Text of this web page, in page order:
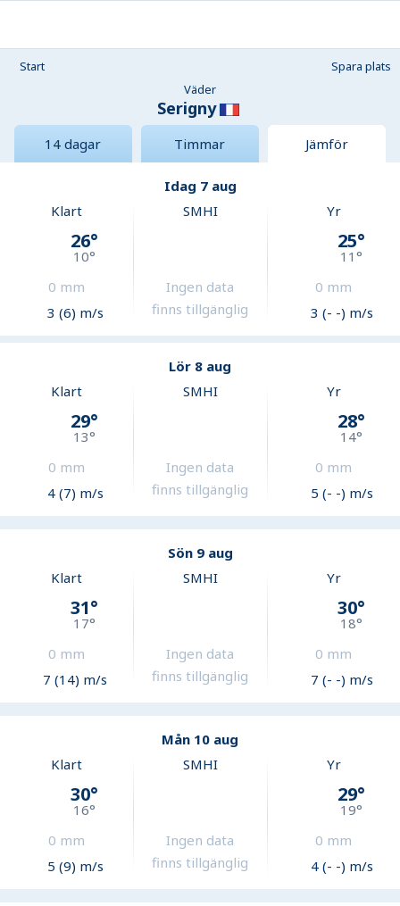
Start
Spara plats
Väder
Serigny
14 dagar Timmar Jämför
Idag 7 aug
Klart
26°
10°
0 mm
3 (6) m/s
SMHI
Ingen data
finns tillgänglig
Yr
25°
11°
0 mm
3 (- -) m/s
Lör 8 aug
Klart
29°
13°
0 mm
4 (7) m/s
SMHI
Ingen data
finns tillgänglig
Yr
28°
14°
0 mm
5 (- -) m/s
Sön 9 aug
Klart
31°
17°
0 mm
7 (14) m/s
SMHI
Ingen data
finns tillgänglig
Yr
30°
18°
0 mm
7 (- -) m/s
Mån 10 aug
Klart
30°
16°
0 mm
5 (9) m/s
SMHI
Ingen data
finns tillgänglig
Yr
29°
19°
0 mm
4 (- -) m/s